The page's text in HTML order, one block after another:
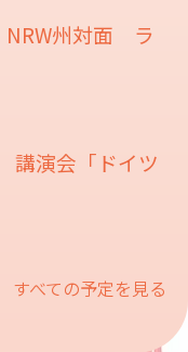
NRW州対面 ラ
講演会「ドイツ
すべての予定を見る